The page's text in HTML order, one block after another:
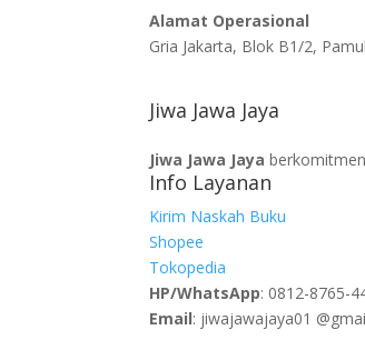
Alamat Operasional
Gria Jakarta, Blok B1/2,
Jiwa Jawa Jaya
Jiwa Jawa Jaya
Info Layanan
Kirim Naskah Buku
Shopee
Tokopedia
HP/WhatsApp: 0812-8765-
Email: jiwajawajaya01